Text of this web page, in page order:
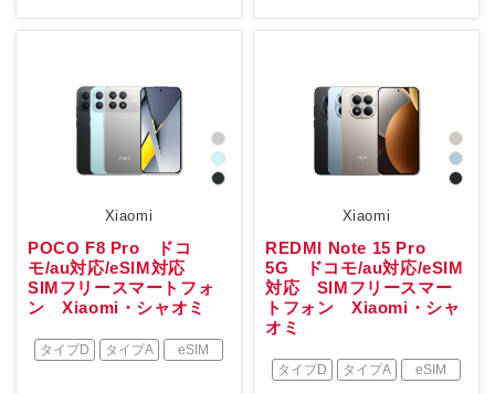
Xiaomi
POCO F8 Pro ドコ
モ/au対応/eSIM対応
SIMフリースマートフォ
ン Xiaomi・シャオミ
タイプD タイプA eSIM
Xiaomi
REDMI Note 15 Pro
5G ドコモ/au対応/eSIM
対応 SIMフリースマー
トフォン Xiaomi・シャ
オミ
タイプD タイプA eSIM